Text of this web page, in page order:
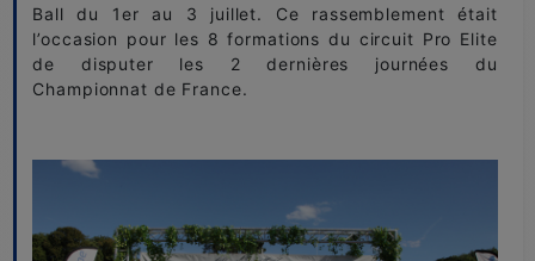
Ball du 1er au 3 juillet. Ce rassemblement était
l’occasion pour les 8 formations du circuit Pro Elite
de disputer les 2 dernières journées du
Championnat de France.